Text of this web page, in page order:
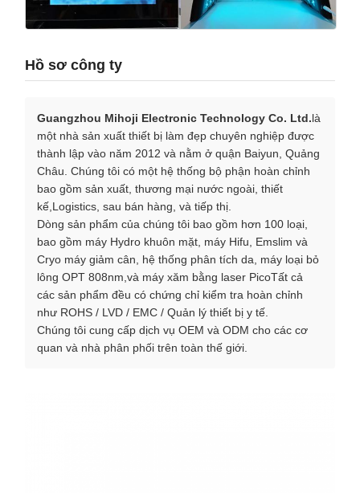
Hồ sơ công ty
Guangzhou Mihoji Electronic Technology Co. Ltd.là
một nhà sản xuất thiết bị làm đẹp chuyên nghiệp được
thành lập vào năm 2012 và nằm ở quận Baiyun, Quảng
Châu. Chúng tôi có một hệ thống bộ phận hoàn chỉnh
bao gồm sản xuất, thương mại nước ngoài, thiết
kế,Logistics, sau bán hàng, và tiếp thị.
Dòng sản phẩm của chúng tôi bao gồm hơn 100 loại,
bao gồm máy Hydro khuôn mặt, máy Hifu, Emslim và
Cryo máy giảm cân, hệ thống phân tích da, máy loại bỏ
lông OPT 808nm,và máy xăm bằng laser PicoTất cả
các sản phẩm đều có chứng chỉ kiểm tra hoàn chỉnh
như ROHS / LVD / EMC / Quản lý thiết bị y tế.
Chúng tôi cung cấp dịch vụ OEM và ODM cho các cơ
quan và nhà phân phối trên toàn thế giới.